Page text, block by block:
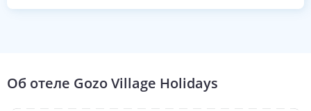
Об отеле Gozo Village Holidays